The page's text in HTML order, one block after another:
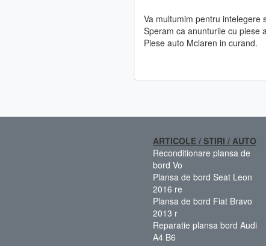
Va multumim pentru intelegere
Speram ca anunturile cu piese
Piese auto Mclaren in curand.
ARTICOLE / STIRI / AUTO
Reconditionare plansa de
bord Vo
Plansa de bord Seat Leon
2016 re
Plansa de bord Fiat Bravo
2013 r
Reparatie plansa bord Audi
A4 B6